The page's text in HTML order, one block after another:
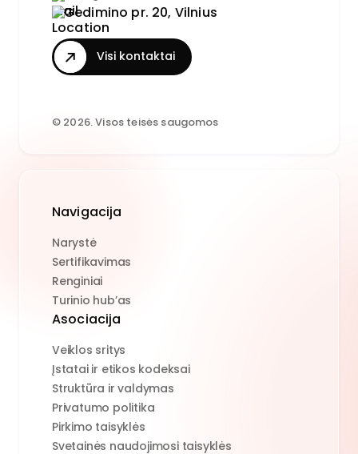
Gedimino pr. 20, Vilnius
Visi kontaktai
© 2026. Visos teisės saugomos
Navigacija
Narystė
Sertifikavimas
Renginiai
Turinio hub’as
Asociacija
Veiklos sritys
Įstatai ir etikos kodeksai
Struktūra ir valdymas
Privatumo politika
Pirkimo taisyklės
Svetainės naudojimosi taisyklės